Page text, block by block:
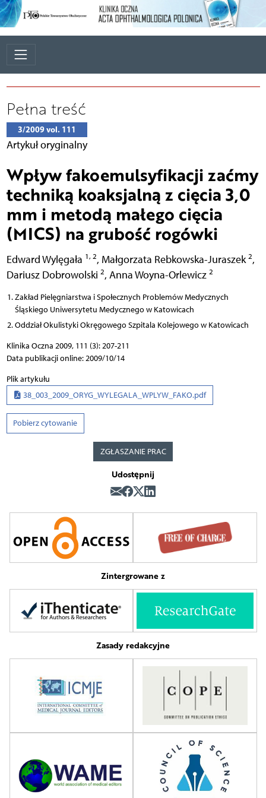
Pełna treść
3/2009 vol. 111
Artykuł oryginalny
Wpływ fakoemulsyfikacji zaćmy
techniką koaksjalną z cięcia 3,0
mm i metodą małego cięcia
(MICS) na grubość rogówki
Edward Wylęgała 1, 2, Małgorzata Rebkowska-Juraszek 2,
Dariusz Dobrowolski 2, Anna Woyna-Orlewicz 2
Zakład Pielęgniarstwa i Społecznych Problemów Medycznych
Śląskiego Uniwersytetu Medycznego w Katowicach
Oddział Okulistyki Okręgowego Szpitala Kolejowego w Katowicach
Klinika Oczna 2009, 111 (3): 207-211
Data publikacji online: 2009/10/14
Plik artykułu
38_003_2009_ORYG_WYLEGALA_WPLYW_FAKO.pdf
Pobierz cytowanie
ZGŁASZANIE PRAC
Udostępnij
Zintergrowane z
Zasady redakcyjne